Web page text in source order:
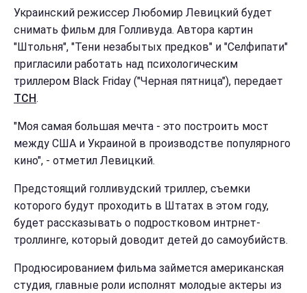
Украинский режиссер Любомир Левицкий будет
снимать фильм для Голливуда. Автора картин
"Штольня", "Тени незабытых предков" и "Селфипати"
пригласили работать над психологическим
триллером Black Friday ("Черная пятница"), передает
ТСН.
"Моя самая большая мечта - это построить мост
между США и Украиной в производстве популярного
кино", - отметил Левицкий.
Предстоящий голливудский триллер, съемки
которого будут проходить в Штатах в этом году,
будет рассказывать о подростковом интрнет-
троллинге, который доводит детей до самоубийств.
Продюсированием фильма займется американская
студия, главные роли исполнят молодые актеры из